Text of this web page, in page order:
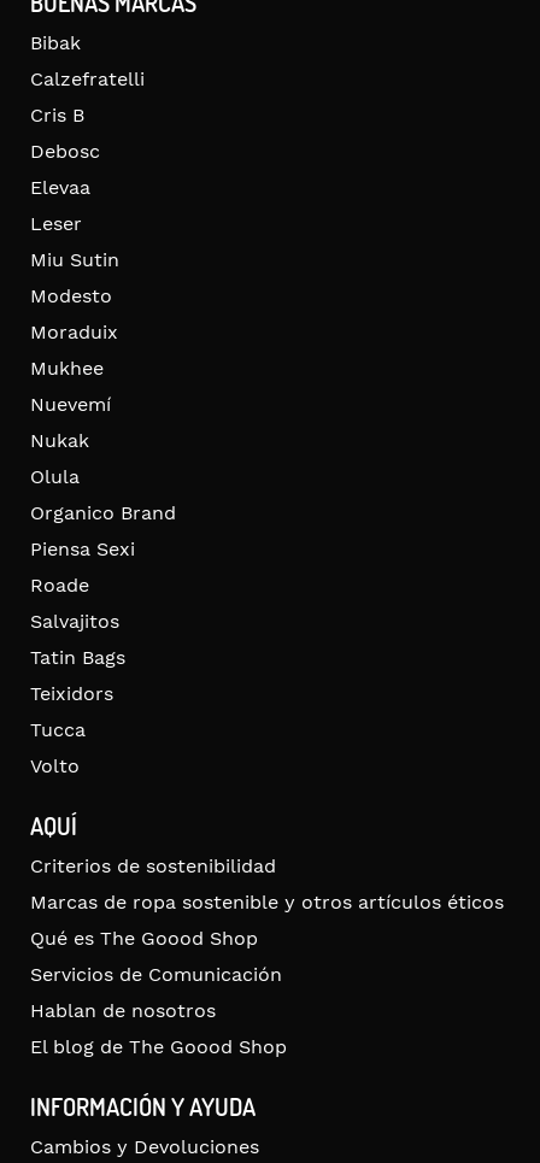
Bibak
Calzefratelli
Cris B
Debosc
Elevaa
Leser
Miu Sutin
Modesto
Moraduix
Mukhee
Nuevemí
Nukak
Olula
Organico Brand
Piensa Sexi
Roade
Salvajitos
Tatin Bags
Teixidors
Tucca
Volto
AQUÍ
Criterios de sostenibilidad
Marcas de ropa sostenible y otros artículos éticos
Qué es The Goood Shop
Servicios de Comunicación
Hablan de nosotros
El blog de The Goood Shop
INFORMACIÓN Y AYUDA
Cambios y Devoluciones